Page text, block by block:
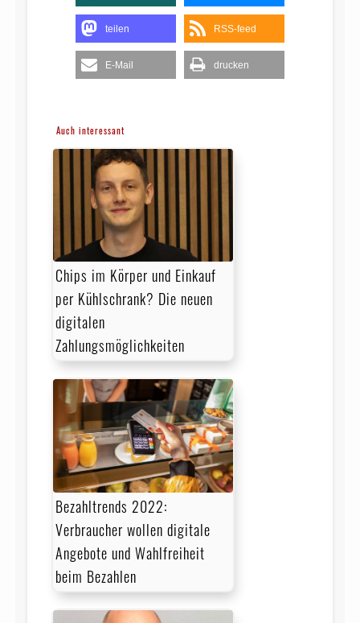
teilen RSS-feed
E-Mail drucken
Auch interessant
Chips im Körper und Einkauf
per Kühlschrank? Die neuen
digitalen
Zahlungsmöglichkeiten
Bezahltrends 2022:
Verbraucher wollen digitale
Angebote und Wahlfreiheit
beim Bezahlen